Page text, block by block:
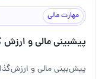
مهارت مالی
پیشبینی مالی و ارزش
پیش‌بینی مالی و